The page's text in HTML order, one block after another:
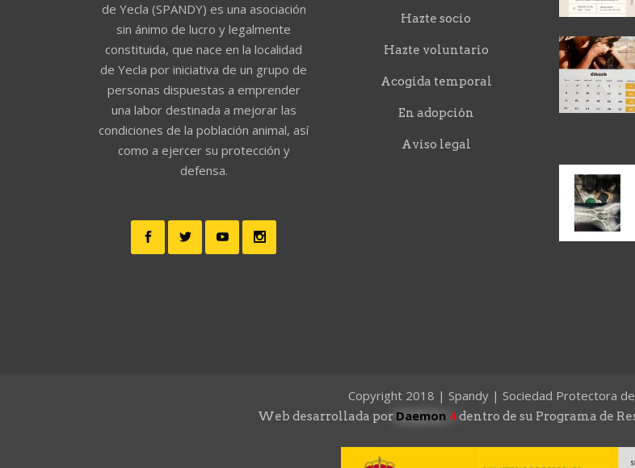
de Yecla (SPANDY) es una asociación
sin ánimo de lucro y legalmente
constituida, que nace en la localidad
de Yecla por iniciativa de un grupo de
personas dispuestas a emprender
una labor destinada a mejorar las
condiciones de la población animal, así
como a ejercer su protección y
defensa.
Hazte socio
Hazte voluntario
Acogida temporal
En adopción
Aviso legal
Copyright 2018 | Spandy | Sociedad Protectora de
Web desarrollada por Daemon 4dentro de su Programa de